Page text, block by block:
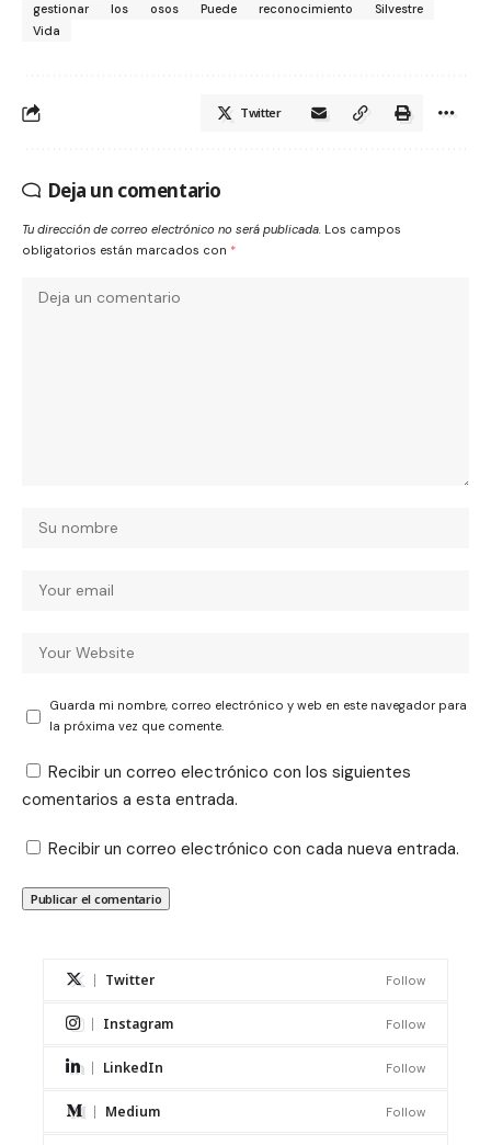
gestionar
los osos Puede reconocimiento
Silvestre
Vida
Twitter
Deja un comentario
Tu dirección de correo electrónico no será publicada. Los campos
obligatorios están marcados con *
Guarda mi nombre, correo electrónico y web en este navegador para
la próxima vez que comente.
Recibir un correo electrónico con los siguientes
comentarios a esta entrada.
Recibir un correo electrónico con cada nueva entrada.
Twitter Follow
Instagram Follow
LinkedIn Follow
Medium Follow